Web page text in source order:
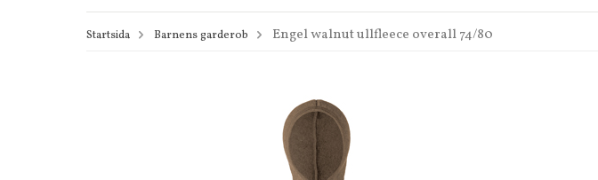
Startsida Barnens garderob Engel walnut ullfleece overall 74/80